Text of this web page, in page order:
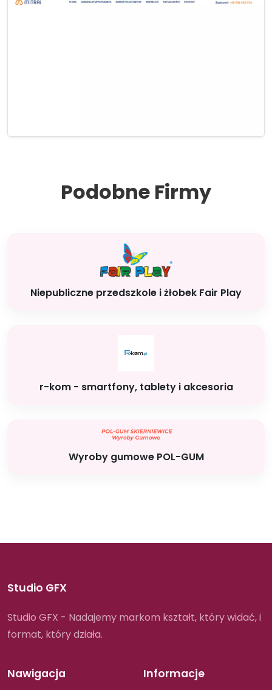
Podobne Firmy
Niepubliczne przedszkole i żłobek Fair Play
r-kom - smartfony, tablety i akcesoria
Wyroby gumowe POL-GUM
Studio GFX
Studio GFX - Nadajemy markom kształt, który widać, i
format, który działa.
Nawigacja Informacje